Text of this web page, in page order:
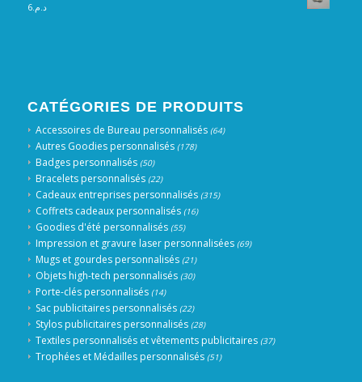
د.م.6
CATÉGORIES DE PRODUITS
Accessoires de Bureau personnalisés (64)
Autres Goodies personnalisés (178)
Badges personnalisés (50)
Bracelets personnalisés (22)
Cadeaux entreprises personnalisés (315)
Coffrets cadeaux personnalisés (16)
Goodies d'été personnalisés (55)
Impression et gravure laser personnalisées (69)
Mugs et gourdes personnalisés (21)
Objets high-tech personnalisés (30)
Porte-clés personnalisés (14)
Sac publicitaires personnalisés (22)
Stylos publicitaires personnalisés (28)
Textiles personnalisés et vêtements publicitaires (37)
Trophées et Médailles personnalisés (51)